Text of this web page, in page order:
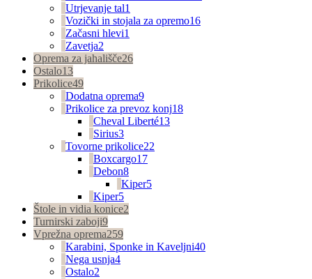
Utrjevanje tal1
Vozički in stojala za opremo16
Začasni hlevi1
Zavetja2
Oprema za jahališče26
Ostalo13
Prikolice49
Dodatna oprema9
Prikolice za prevoz konj18
Cheval Liberté13
Sirius3
Tovorne prikolice22
Boxcargo17
Debon8
Kiper5
Kiper5
Štole in vidia konice2
Turnirski zaboji9
Vprežna oprema259
Karabini, Sponke in Kaveljni40
Nega usnja4
Ostalo2